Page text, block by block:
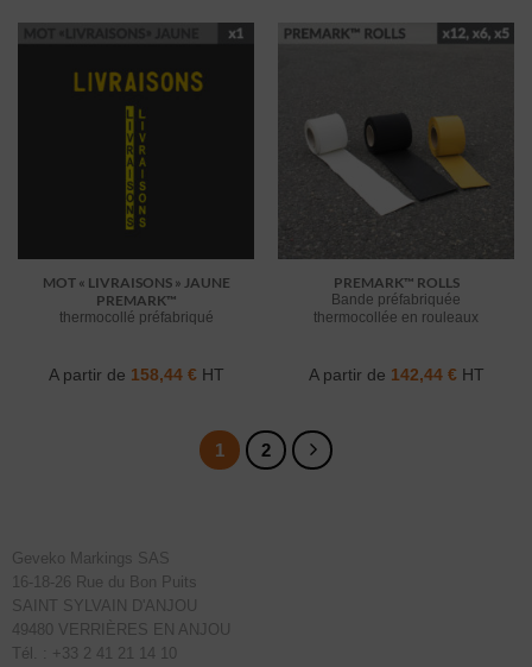
MOT « LIVRAISONS » JAUNE
PREMARK™
thermocollé préfabriqué
A partir de 158,44 €HT
PREMARK™ ROLLS
Bande préfabriquée
thermocollée en rouleaux
A partir de 142,44 €HT
1 2
Geveko Markings SAS
16-18-26 Rue du Bon Puits
SAINT SYLVAIN D'ANJOU
49480 VERRIÈRES EN ANJOU
Tél. : +33 2 41 21 14 10